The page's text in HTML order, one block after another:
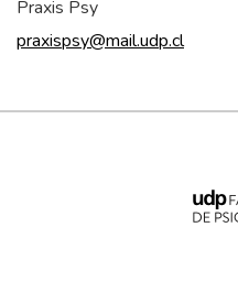
Praxis Psy
praxispsy@mail.udp.cl